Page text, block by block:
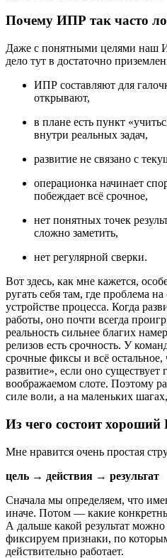
Почему ИПР так часто
Даже с понятными целями наш
дело тут в достаточно
ИПР составляют для
открывают,
в плане есть пункт
внутри реальных задач,
развитие не связано с
операционка начинает
побеждает всё срочное,
нет понятных точек
сложно заметить,
нет регулярной сверки.
Вот здесь, как мне кажется,
ругать себя там, где проблема
устройстве процесса. Когда
работы, оно почти всегда
реальность сильнее благих
релизов есть срочность. У
срочные фиксы и всё остальное,
развитие», если оно существует
воображаемом слоте. Поэтому
силе воли, а на маленьких
Из чего состоит
Мне нравится очень простая
цель → действия → результат
Сначала мы определяем, что
иначе. Потом — какие
А дальше какой результат
фиксируем признаки, по
действительно работает.